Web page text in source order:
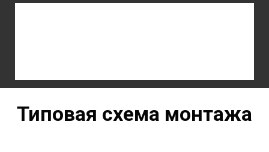
Типовая схема монтажа